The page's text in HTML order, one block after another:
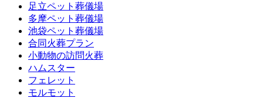
足立ペット葬儀場
多摩ペット葬儀場
池袋ペット葬儀場
合同火葬プラン
小動物の訪問火葬
ハムスター
フェレット
モルモット